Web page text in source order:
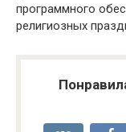
программного
религиозных